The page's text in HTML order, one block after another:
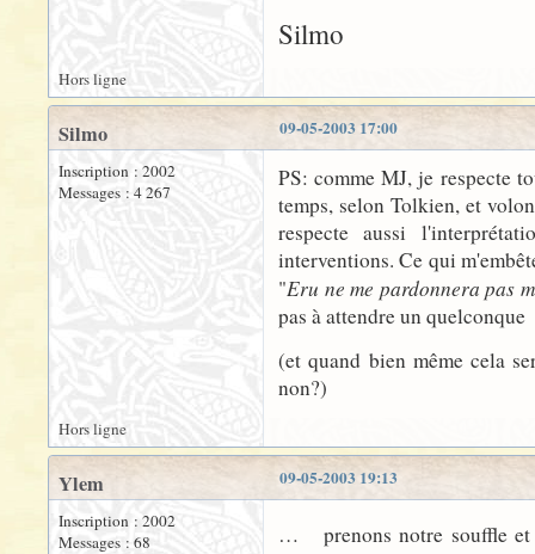
Silmo
Hors ligne
09-05-2003 17:00
Silmo
Inscription : 2002
Messages : 4 267
PS: comme MJ, je respecte
temps, selon Tolkien, et
respecte aussi
interventions. Ce qui
"Eru ne me pardonnera pas
pas à attendre un
(et quand bien même cela
non?)
Hors ligne
09-05-2003 19:13
Ylem
Inscription : 2002
Messages : 68
…
prenons notre souffle